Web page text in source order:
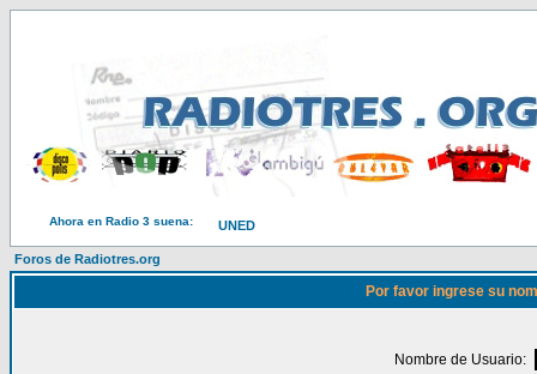
Ahora en Radio 3 suena: UNED
Foros de Radiotres.org
Por favor ingrese su
Nombre de Usuario: